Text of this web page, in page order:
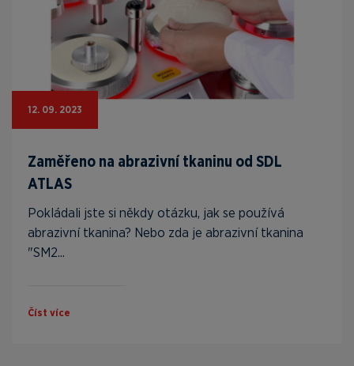
12. 09. 2023
Zaměřeno na abrazivní tkaninu od SDL
ATLAS
Pokládali jste si někdy otázku, jak se používá
abrazivní tkanina? Nebo zda je abrazivní tkanina
"SM2...
Číst více